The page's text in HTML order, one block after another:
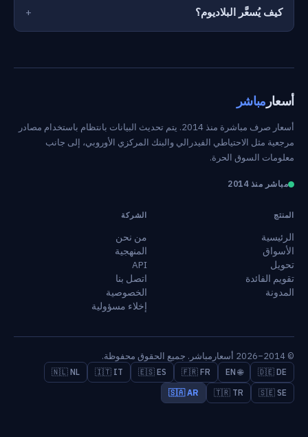
كيف يُسعَّر البلاديوم؟
أسعار مباشر
أسعار صرف مباشرة منذ 2014. يتم تحديث البيانات بانتظام باستخدام مصادر
مرجعية مثل الاحتياطي الفيدرالي والبنك المركزي الأوروبي، إلى جانب
معلومات السوق الحرة.
مباشر منذ 2014
المنتج
الرئيسية
الأسواق
تحويل
تقويم الفائدة
المدونة
الشركة
من نحن
المنهجية
API
اتصل بنا
الخصوصية
إخلاء مسؤولية
© 2014–2026 أسعارمباشر. جميع الحقوق محفوظة.
🇩🇪 DE
🌐 EN
🇫🇷 FR
🇪🇸 ES
🇮🇹 IT
🇳🇱 NL
🇸🇪 SE
🇹🇷 TR
🇸🇦 AR